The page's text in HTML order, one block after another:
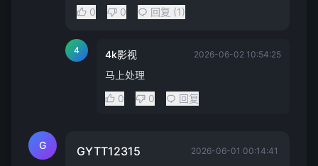
0
0 回复 (1)
4 4k影视 2026-06-02 10:54:25
马上处理
0
0 回复
G GYTT12315 2026-06-01 00:14:41